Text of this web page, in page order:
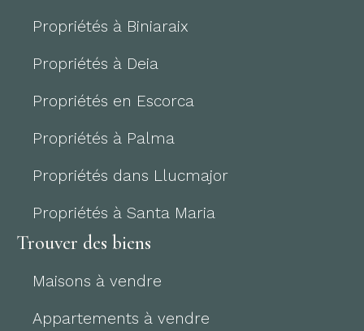
Propriétés à Biniaraix
Propriétés à Deia
Propriétés en Escorca
Propriétés à Palma
Propriétés dans Llucmajor
Propriétés à Santa Maria
Trouver des biens
Maisons à vendre
Appartements à vendre